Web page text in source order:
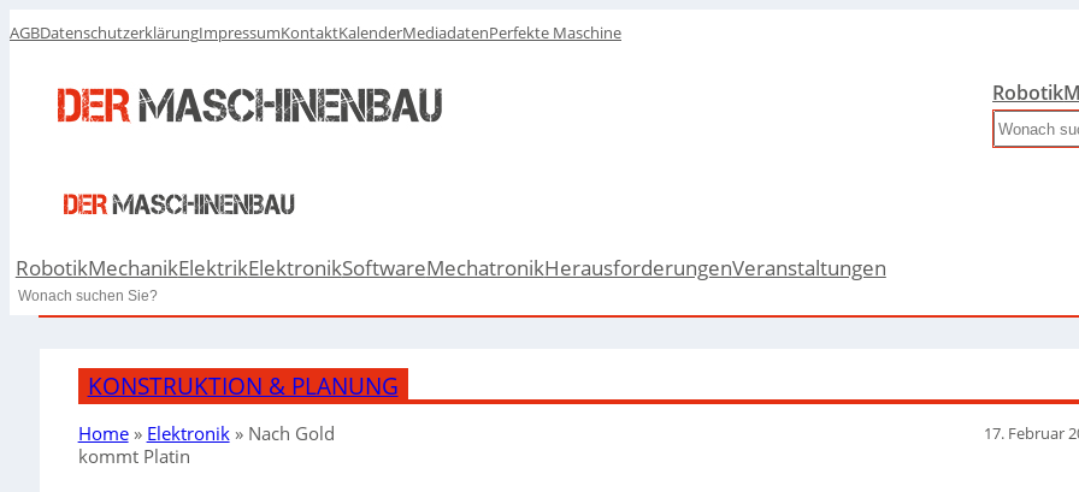
AGBDatenschutzerklärungImpressumKontaktKalenderMediadatenPerfekte Maschine
Robotik
Search
RobotikMechanikElektrikElektronikSoftwareMechatronikHerausforderungenVeranstaltungen
Search
KONSTRUKTION & PLANUNG
Home» Elektronik» Nach Gold
kommt Platin
17. Februar